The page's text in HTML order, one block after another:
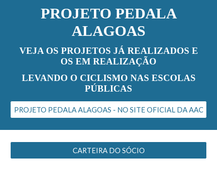
PROJETO PEDALA
ALAGOAS
VEJA OS PROJETOS JÁ REALIZADOS E
OS EM REALIZAÇÃO
LEVANDO O CICLISMO NAS ESCOLAS
PÚBLICAS
PROJETO PEDALA ALAGOAS - NO SITE OFICIAL DA AAC
CARTEIRA DO SÓCIO